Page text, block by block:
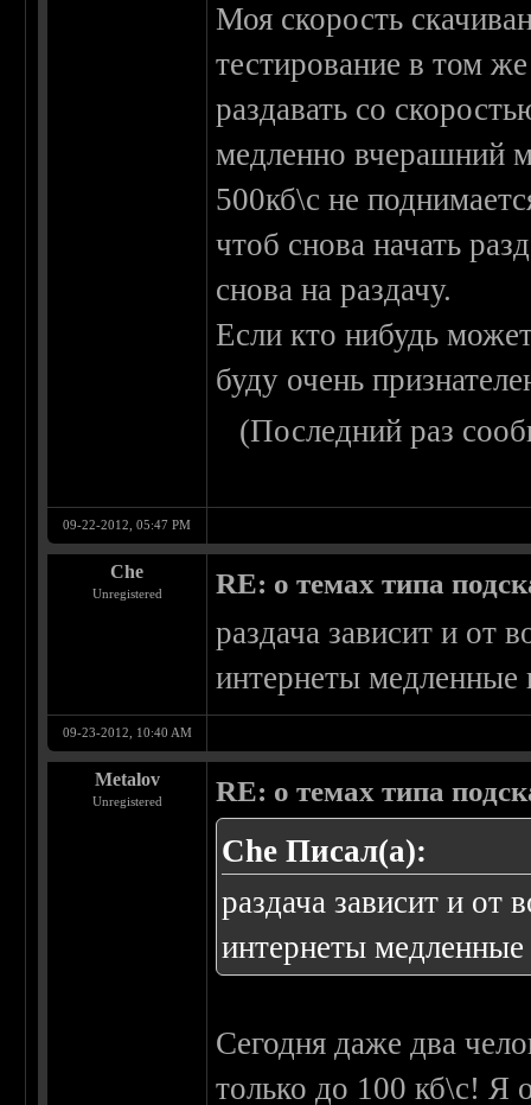
Моя скорость
тестирование в том
раздавать со
медленно вчерашний
500кб\с не
чтоб снова начать
снова на раздачу.
Если кто нибудь
буду очень
(Последний раз
09-22-2012, 05:47 PM
Che
Unregistered RE: о темах типа
раздача зависит и от
интернеты медленные
09-23-2012, 10:40 AM
Metalov
Unregistered RE: о темах типа
Che Писал(а):
раздача зависит и
интернеты медленные
Сегодня даже два
только до 100 кб\с! Я